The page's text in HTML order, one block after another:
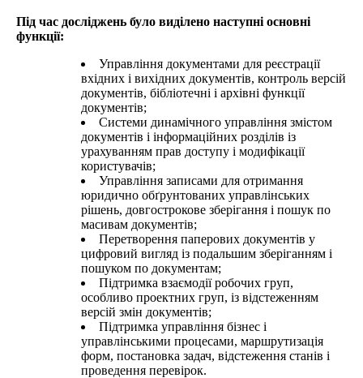
Під час досліджень було виділено наступні основні
функції:
Управління документами для реєстрації
вхідних і вихідних документів, контроль версій
документів, бібліотечні і архівні функції
документів;
Системи динамічного управління змістом
документів і інформаційних розділів із
урахуванням прав доступу і модифікації
користувачів;
Управління записами для отримання
юридично обґрунтованих управлінських
рішень, довгострокове зберігання і пошук по
масивам документів;
Перетворення паперових документів у
цифровий вигляд із подальшим зберіганням і
пошуком по документам;
Підтримка взаємодії робочих груп,
особливо проектних груп, із відстеженням
версій змін документів;
Підтримка управління бізнес і
управлінськими процесами, маршрутизація
форм, постановка задач, відстеження станів і
проведення перевірок.